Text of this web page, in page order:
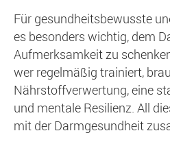
Für gesundheitsbewusste
es besonders wichtig, dem
Aufmerksamkeit zu
wer regelmäßig trainiert,
Nährstoffverwertung, eine
und mentale Resilienz. All
mit der Darmgesundheit